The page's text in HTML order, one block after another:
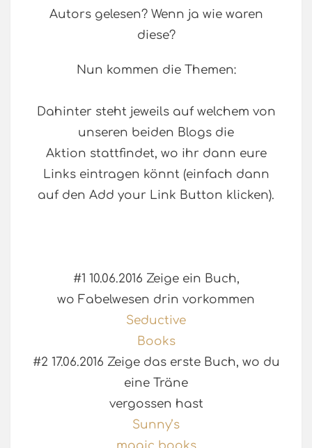
Autors gelesen? Wenn ja wie waren
diese?
Nun kommen die Themen:
Dahinter steht jeweils auf welchem von
unseren beiden Blogs die
Aktion stattfindet, wo ihr dann eure
Links eintragen könnt (einfach dann
auf den Add your Link Button klicken).
#1 10.06.2016 Zeige ein Buch,
wo Fabelwesen drin vorkommen
Seductive
Books
#2 17.06.2016 Zeige das erste Buch, wo du
eine Träne
vergossen hast
Sunny’s